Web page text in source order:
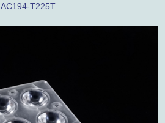
AC194-T225T